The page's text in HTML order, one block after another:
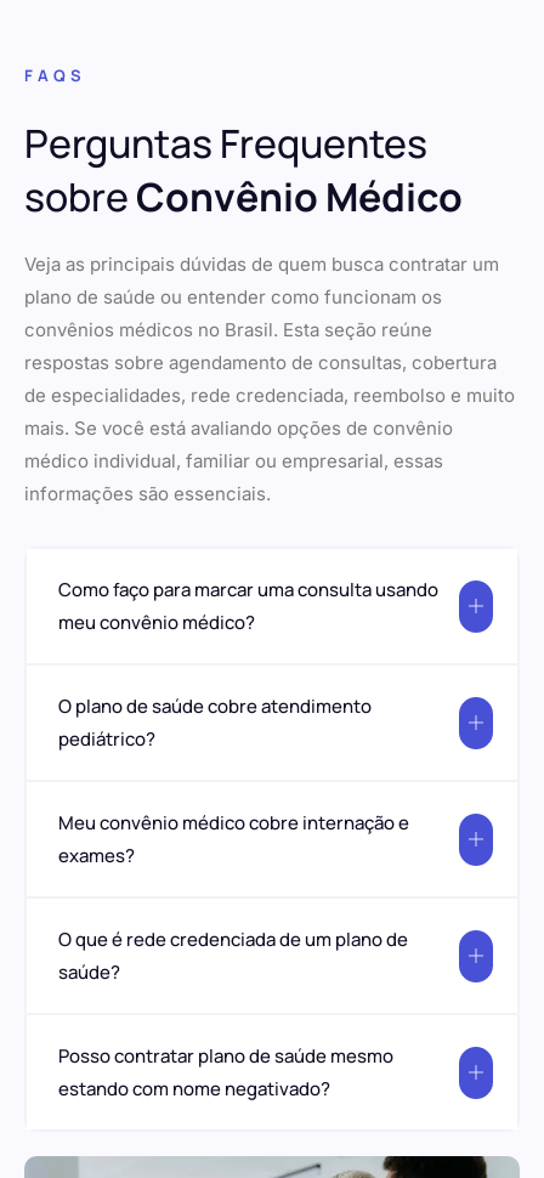
FAQS
Perguntas Frequentes
sobreConvênio Médico
Veja as principais dúvidas de quem busca contratar um
plano de saúde ou entender como funcionam os
convênios médicos no Brasil. Esta seção reúne
respostas sobre agendamento de consultas, cobertura
de especialidades, rede credenciada, reembolso e muito
mais. Se você está avaliando opções de convênio
médico individual, familiar ou empresarial, essas
informações são essenciais.
Como faço para marcar uma consulta usando
meu convênio médico?
O plano de saúde cobre atendimento
pediátrico?
Meu convênio médico cobre internação e
exames?
O que é rede credenciada de um plano de
saúde?
Posso contratar plano de saúde mesmo
estando com nome negativado?